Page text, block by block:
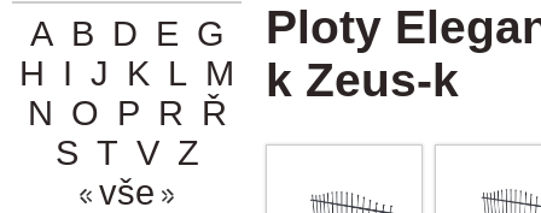
A B D E G
H I J K L M
N O P R Ř
S T V Z
vše
Ploty
k Zeus-k